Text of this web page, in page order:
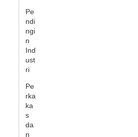
Pe
ndi
ngi
n
Ind
ust
ri
Pe
rka
ka
s
da
n